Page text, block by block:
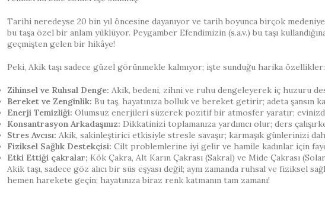
Tarihi neredeyse 20 bin yıl öncesine dayanıyor ve tarih boyunca birçok
bu taşa özel bir anlam yüklüyor. Peygamber Efendimizin (s.a.v.) bu taşı
geçmişten gelen bir hikâye!
Peki, Akik taşı sadece güzel görünmekle kalmıyor; işte sunduğu harika özellikler:
Zihinsel ve Ruhsal Denge: Akik, bedeni, zihni ve ruhu dengeleyerek iç huzuru
Bereket ve Zenginlik: Bu taş, hayatınıza bolluk ve bereket getirir; adeta şansın
Enerji Temizliği: Olumsuz enerjileri süzerek pozitif bir atmosfer yaratır;
Konsantrasyon Arkadaşınız: Dikkatinizi toplamanıza yardımcı olur; ders
Stres Avcısı: Akik, sakinleştirici etkisiyle stresle savaşır; karmaşık günlerinizi
Fiziksel Sağlık Destekçisi: Cilt problemlerine iyi gelir ve hamile kadınlar için
Etki Ettiği çakralar; Kök Çakra, Alt Karın Çakrası (Sakral) ve Mide Çakrası
Akik taşı, sadece göz alıcı bir süs eşyası değil; aynı zamanda ruhsal ve fiziksel
hemen harekete geçin; hayatınıza biraz renk katmanın tam zamanı!